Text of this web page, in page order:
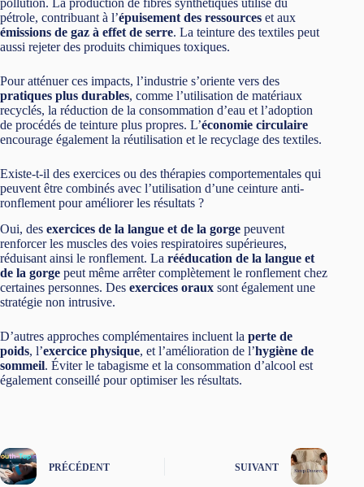
pétrole, contribuant à l’épuisement des ressources et aux
émissions de gaz à effet de serre. La teinture des textiles peut
aussi rejeter des produits chimiques toxiques.
Pour atténuer ces impacts, l’industrie s’oriente vers des
pratiques plus durables, comme l’utilisation de matériaux
recyclés, la réduction de la consommation d’eau et l’adoption
de procédés de teinture plus propres. L’économie circulaire
encourage également la réutilisation et le recyclage des textiles.
Existe-t-il des exercices ou des thérapies comportementales qui
peuvent être combinés avec l’utilisation d’une ceinture anti-
ronflement pour améliorer les résultats ?
Oui, des exercices de la langue et de la gorge peuvent
renforcer les muscles des voies respiratoires supérieures,
réduisant ainsi le ronflement. La rééducation de la langue et
de la gorge peut même arrêter complètement le ronflement chez
certaines personnes. Des exercices oraux sont également une
stratégie non intrusive.
D’autres approches complémentaires incluent la perte de
poids, l’exercice physique, et l’amélioration de l’hygiène de
sommeil. Éviter le tabagisme et la consommation d’alcool est
également conseillé pour optimiser les résultats.
PRÉCÉDENT SUIVANT